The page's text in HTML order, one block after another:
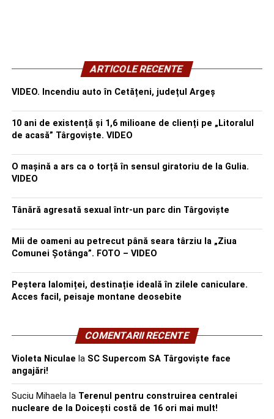
ARTICOLE RECENTE
VIDEO. Incendiu auto în Cetățeni, județul Argeș
10 ani de existență și 1,6 milioane de clienți pe „Litoralul
de acasă” Târgoviște. VIDEO
O mașină a ars ca o torță în sensul giratoriu de la Gulia.
VIDEO
Tânără agresată sexual într-un parc din Târgoviște
Mii de oameni au petrecut până seara târziu la „Ziua
Comunei Șotânga”. FOTO – VIDEO
Peștera Ialomiței, destinație ideală în zilele caniculare.
Acces facil, peisaje montane deosebite
COMENTARII RECENTE
Violeta Niculae la SC Supercom SA Târgoviște face
angajări!
Suciu Mihaelala Terenul pentru construirea centralei
nucleare de la Doicești costă de 16 ori mai mult!